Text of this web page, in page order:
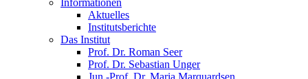
Informationen
Aktuelles
Institutsberichte
Das Institut
Prof. Dr. Roman Seer
Prof. Dr. Sebastian Unger
Jun.-Prof. Dr. Maria Marquardsen